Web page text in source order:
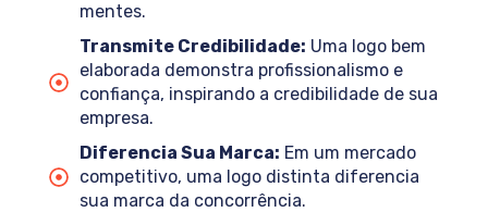
mentes.
Transmite Credibilidade: Uma logo bem
elaborada demonstra profissionalismo e
confiança, inspirando a credibilidade de sua
empresa.
Diferencia Sua Marca: Em um mercado
competitivo, uma logo distinta diferencia
sua marca da concorrência.